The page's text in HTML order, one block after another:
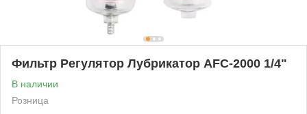
Фильтр Регулятор Лубрикатор AFC-2000 1/4"
В наличии
Розница